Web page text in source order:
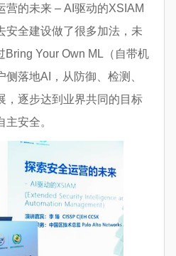
营的未来 – AI驱动的XSIAM
安全建设做了很多加法，未
Bring Your Own ML（自带机
落地AI，从防御、检测、
，逐步达到业界共同的目标
安全。